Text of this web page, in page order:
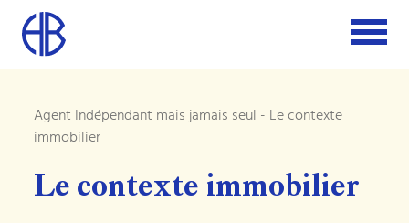
Agent Indépendant mais jamais seul - Le contexte
immobilier
Le contexte immobilier